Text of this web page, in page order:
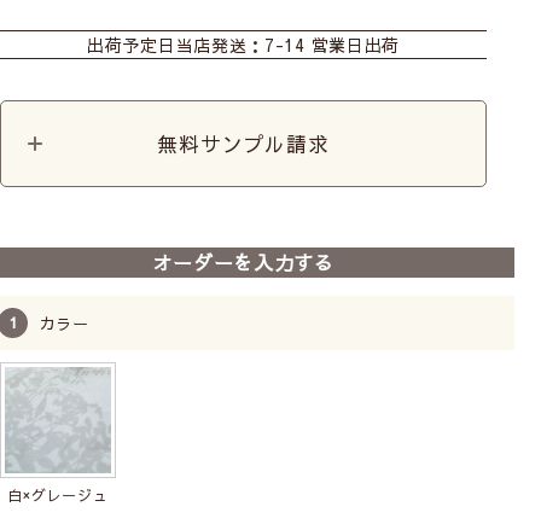
昼も夜も外からの視線を遮り、プライバシーを守りま
す。
白地にグレージュの草花のプリントで光沢があり上品な
印象にもなるデザインです。無地やボタニカル柄のカー
テンとも相性バッチリ！
プル無地)
前
【UVカットレースカーテ
ン】シオンシルエット
【UVカットレースカーテ
ン】ミーナシルエット
【UVカットレ
次
出荷予定日 当店発送：7-14 営業日出荷
無料サンプル請求
オーダーを入力する
カラー
白×グレージュ